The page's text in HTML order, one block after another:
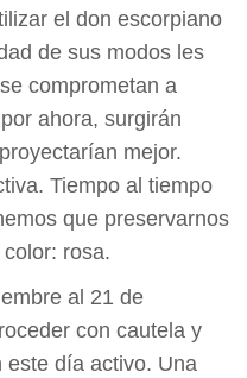
el don escorpiano
de sus modos les
comprometan a
ahora, surgirán
mejor.
Tiempo al tiempo
que preservarnos
rosa.
al 21 de
con cautela y
este día activo. Una